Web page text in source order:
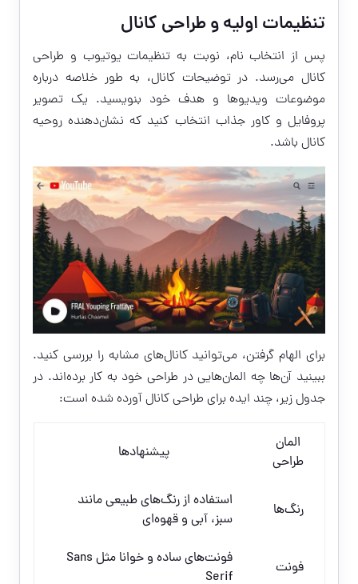
تنظیمات اولیه و طراحی کانال
پس از انتخاب نام، نوبت به تنظیمات یوتیوب و طراحی
کانال می‌رسد. در توضیحات کانال، به طور خلاصه درباره
موضوعات ویدیوها و هدف خود بنویسید. یک تصویر
پروفایل و کاور جذاب انتخاب کنید که نشان‌دهنده روحیه
کانال باشد.
برای الهام گرفتن، می‌توانید کانال‌های مشابه را بررسی کنید.
ببینید آن‌ها چه المان‌هایی در طراحی خود به کار برده‌اند. در
جدول زیر، چند ایده برای طراحی کانال آورده شده است:
المان
طراحی
پیشنهادها
رنگ‌ها
استفاده از رنگ‌های طبیعی مانند
سبز، آبی و قهوه‌ای
فونت
فونت‌های ساده و خوانا مثل Sans
Serif